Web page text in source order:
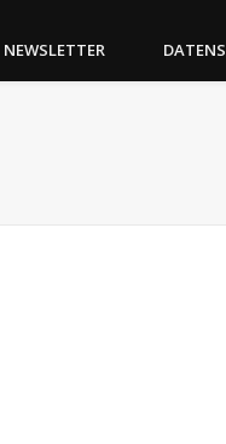
NEWSLETTER